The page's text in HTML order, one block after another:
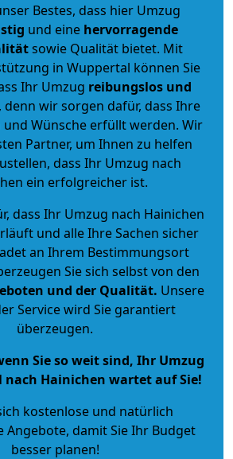
Bestes, dass hier Umzug
und eine hervorragende
sowie Qualität bietet. Mit
in Wuppertal können Sie
Ihr Umzug reibungslos und
wir sorgen dafür, dass Ihre
Wünsche erfüllt werden. Wir
Partner, um Ihnen zu helfen
dass Ihr Umzug nach
ein erfolgreicher ist.
dass Ihr Umzug nach Hainichen
und alle Ihre Sachen sicher
an Ihrem Bestimmungsort
Sie sich selbst von den
und der Qualität. Unsere
Service wird Sie garantiert
überzeugen.
Sie so weit sind, Ihr Umzug
nach Hainichen wartet auf Sie!
kostenlose und natürlich
Angebote, damit Sie Ihr Budget
besser planen!